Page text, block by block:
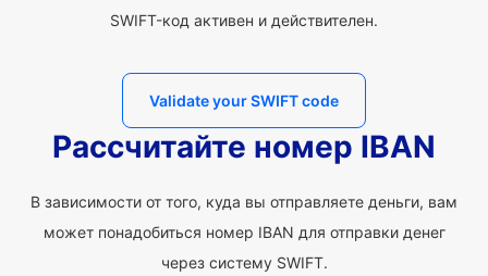
SWIFT-код активен и действителен.
Validate your SWIFT code
Рассчитайте номер IBAN
В зависимости от того, куда вы отправляете деньги, вам
может понадобиться номер IBAN для отправки денег
через систему SWIFT.